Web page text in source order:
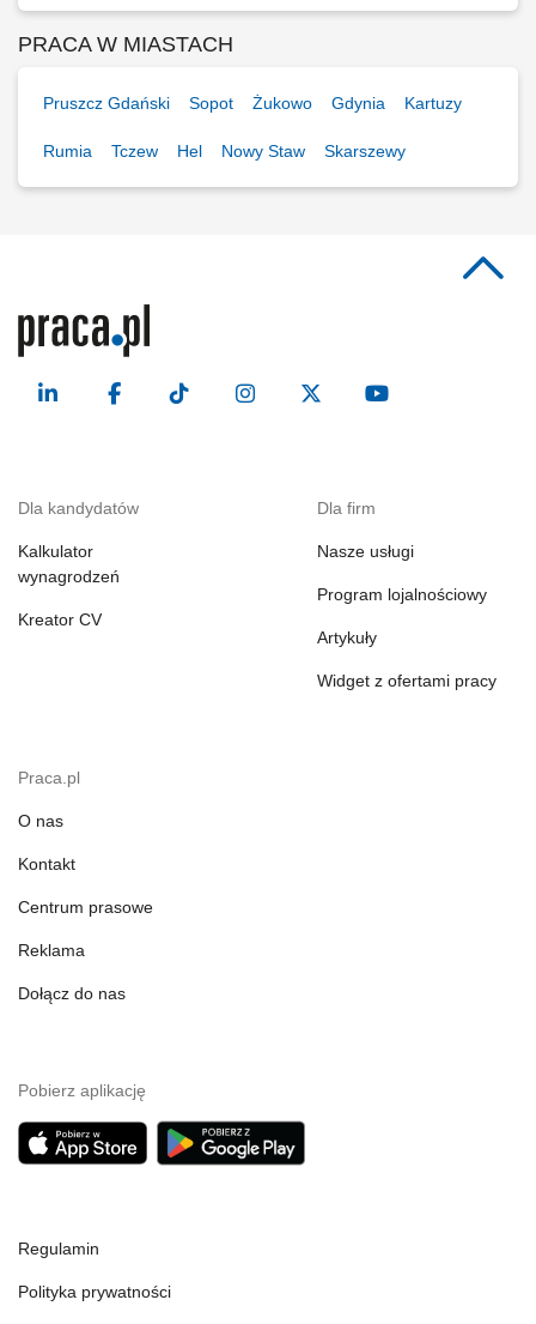
PRACA W MIASTACH
Pruszcz Gdański Sopot Żukowo Gdynia Kartuzy
Rumia Tczew Hel Nowy Staw Skarszewy
Dla kandydatów
Kalkulator
wynagrodzeń
Kreator CV
Dla firm
Nasze usługi
Program lojalnościowy
Artykuły
Widget z ofertami pracy
Praca.pl
O nas
Kontakt
Centrum prasowe
Reklama
Dołącz do nas
Pobierz aplikację
Regulamin
Polityka prywatności